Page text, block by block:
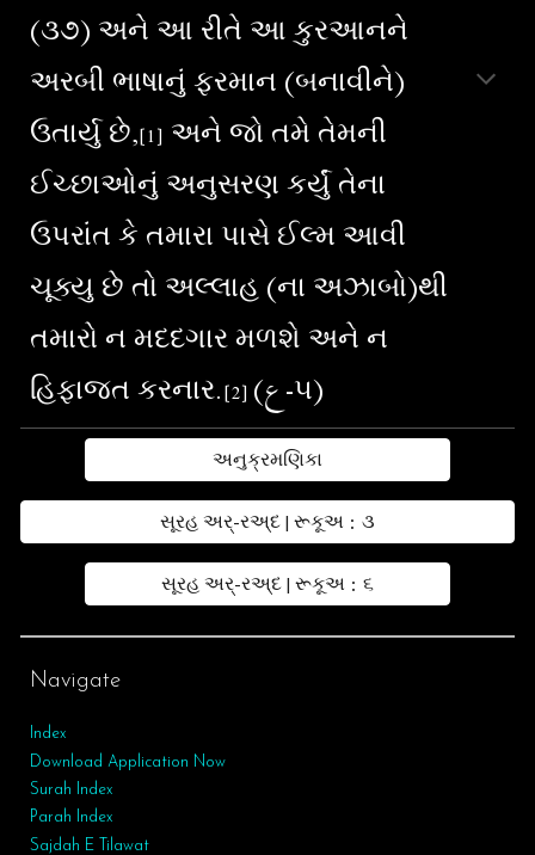
(૩૭) અને આ રીતે આ કુરઆનને
અરબી ભાષાનું ફરમાન (બનાવીને)
ઉતાર્યુ છે,[1] અને જો તમે તેમની
ઈચ્છાઓનું અનુસરણ કર્યું તેના
ઉપરાંત કે તમારા પાસે ઈલ્મ આવી
ચૂક્યુ છે તો અલ્લાહ (ના અઝાબો)થી
તમારો ન મદદગાર મળશે અને ન
હિફાજત કરનાર.[2] (ع-૫)
અનુક્રમણિકા
સૂરહ અર્-રઅ્દ | રૂકૂઅ : ૩
સૂરહ અર્-રઅ્દ | રૂકૂઅ : ૬
Navigate
Index
Download Application Now
Surah Index
Parah Index
Sajdah E Tilawat